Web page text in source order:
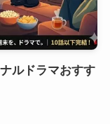
ルドラマおすす